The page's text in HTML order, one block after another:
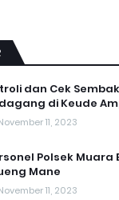
dan Cek
di Keude
11, 2023
Polsek Muara
Mane
11, 2023